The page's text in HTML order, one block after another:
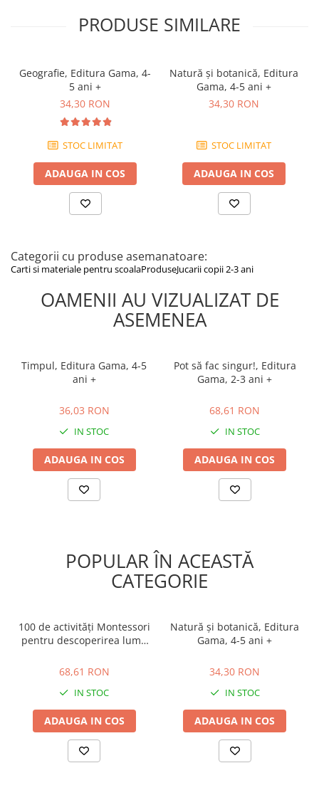
scrierii și citirii
pentru siguranța copilului.
PRODUSE SIMILARE
Geografie, Editura Gama, 4-
5 ani +
34,30 RON
STOC LIMITAT
ADAUGA IN COS
Natură şi botanică, Editura
Gama, 4-5 ani +
34,30 RON
STOC LIMITAT
ADAUGA IN COS
Categorii cu produse asemanatoare:
Carti si materiale pentru scoalaProduseJucarii copii 2-3 ani
OAMENII AU VIZUALIZAT DE
ASEMENEA
Timpul, Editura Gama, 4-5
ani +
36,03 RON
IN STOC
ADAUGA IN COS
Pot să fac singur!, Editura
Gama, 2-3 ani +
68,61 RON
IN STOC
ADAUGA IN COS
POPULAR ÎN ACEASTĂ
CATEGORIE
100 de activități Montessori
pentru descoperirea lumii
Gama, 2-3 ani +
68,61 RON
IN STOC
ADAUGA IN COS
Natură şi botanică, Editura
Gama, 4-5 ani +
34,30 RON
IN STOC
ADAUGA IN COS